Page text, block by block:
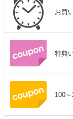
お買
特典
100